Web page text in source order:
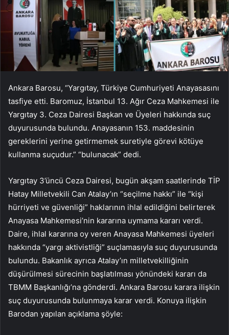
Ankara Barosu, “Yargıtay, Türkiye Cumhuriyeti Anayasasını
tasfiye etti. Baromuz, İstanbul 13. Ağır Ceza Mahkemesi ile
Yargıtay 3. Ceza Dairesi Başkan ve Üyeleri hakkında suç
duyurusunda bulundu. Anayasanın 153. maddesinin
gereklerini yerine getirmemek suretiyle görevi kötüye
kullanma suçudur.” “bulunacak” dedi.
Yargıtay 3’üncü Ceza Dairesi, bugün akşam saatlerinde TİP
Hatay Milletvekili Can Atalay’ın “seçilme hakkı” ile “kişi
hürriyeti ve güvenliği” haklarının ihlal edildiğini belirterek
Anayasa Mahkemesi’nin kararına uymama kararı verdi.
Daire, ihlal kararına oy veren Anayasa Mahkemesi üyeleri
hakkında “yargı aktivistliği” suçlamasıyla suç duyurusunda
bulundu. Bakanlık ayrıca Atalay’ın milletvekilliğinin
düşürülmesi sürecinin başlatılması yönündeki kararı da
TBMM Başkanlığı’na gönderdi. Ankara Barosu karara ilişkin
suç duyurusunda bulunmaya karar verdi. Konuya ilişkin
Barodan yapılan açıklama şöyle: